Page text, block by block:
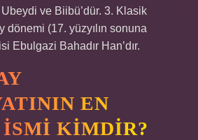
ve Biibü’dür. 3. Klasik
dönemi (17. yüzyılın sonuna
Ebulgazi Bahadır Han’dır.
EN
ISMI KIMDIR?